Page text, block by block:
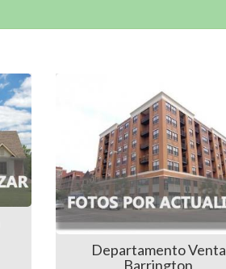
Departamento Venta
Barrington